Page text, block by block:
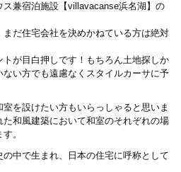
兼宿泊施設【villavacanse浜名湖】の
だ住宅会社を決めかねている方は絶対
が目白押しです！もちろん土地探しか
い方でも遠慮なくスタイルカーサに予
を設けたい方もいらっしゃると思いま
和風建築において和室のそれぞれの場
。
中で生まれ、日本の住宅に呼称として